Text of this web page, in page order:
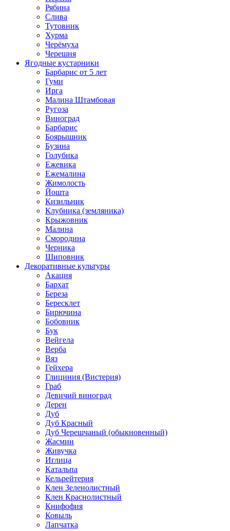
Рябина
Слива
Тутовник
Хурма
Черёмуха
Черешня
Ягодные кустарники
Барбарис от 5 лет
Гуми
Ирга
Малина Штамбовая
Ругоза
Виноград
Барбарис
Боярышник
Бузина
Голубика
Ежевика
Ежемалина
Жимолость
Йошта
Кизильник
Клубника (земляника)
Крыжовник
Малина
Смородина
Черника
Шиповник
Декоративные культуры
Акация
Бархат
Береза
Бересклет
Бирючина
Бобовник
Бук
Вейгела
Верба
Вяз
Гейхера
Глициния (Вистерия)
Граб
Девичий виноград
Дерен
Дуб
Дуб Красный
Дуб Черешчаный (обыкновенный)
Жасмин
Живучка
Иглица
Катальпа
Кельрейтерия
Клен Зеленолистный
Клен Краснолистный
Книфофия
Ковыль
Лапчатка